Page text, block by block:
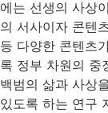
에는 선생의 사상
의 서사이자 콘텐
등 다양한 콘텐츠
록 정부 차원의 중
백범의 삶과 사상
있도록 하는 연구